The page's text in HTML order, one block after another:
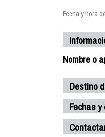
Fecha y hora
Nombre o
Destino
Fechas